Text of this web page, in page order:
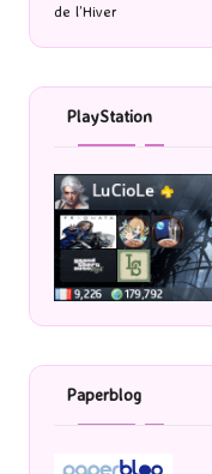
de l’Hiver
PlayStation
Paperblog